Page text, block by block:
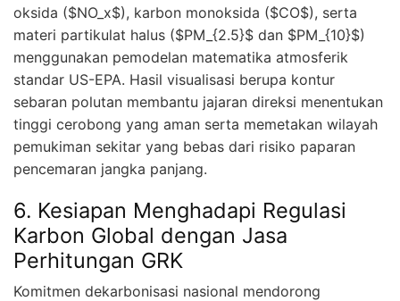
oksida ($NO_x$), karbon monoksida ($CO$), serta
materi partikulat halus ($PM_{2.5}$ dan $PM_{10}$)
menggunakan pemodelan matematika atmosferik
standar US-EPA. Hasil visualisasi berupa kontur
sebaran polutan membantu jajaran direksi menentukan
tinggi cerobong yang aman serta memetakan wilayah
pemukiman sekitar yang bebas dari risiko paparan
pencemaran jangka panjang.
6. Kesiapan Menghadapi Regulasi
Karbon Global dengan Jasa
Perhitungan GRK
Komitmen dekarbonisasi nasional mendorong